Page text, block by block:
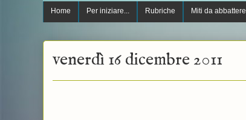
Home Per iniziare... Rubriche Miti da abbattere
venerdì 16 dicembre 2011